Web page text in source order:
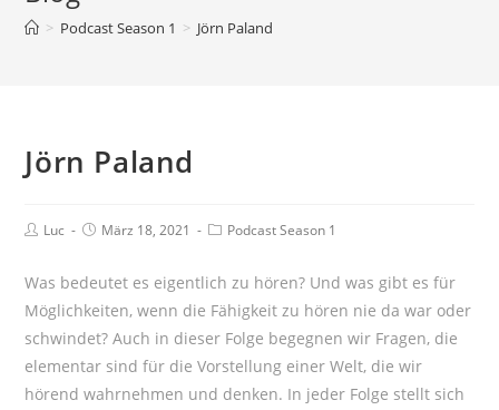
> Podcast Season 1 > Jörn Paland
Jörn Paland
Luc März 18, 2021 Podcast Season 1
Was bedeutet es eigentlich zu hören? Und was gibt es für
Möglichkeiten, wenn die Fähigkeit zu hören nie da war oder
schwindet? Auch in dieser Folge begegnen wir Fragen, die
elementar sind für die Vorstellung einer Welt, die wir
hörend wahrnehmen und denken. In jeder Folge stellt sich